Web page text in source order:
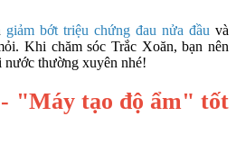
giảm bớt triệu chứng đau nửa đầu và
Khi chăm sóc Trắc Xoăn, bạn nên
nước thường xuyên nhé!
"Máy tạo độ ẩm" tốt